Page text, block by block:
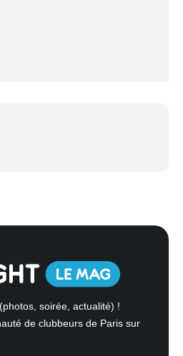
soirée, actualité) !
de clubbeurs de Paris sur